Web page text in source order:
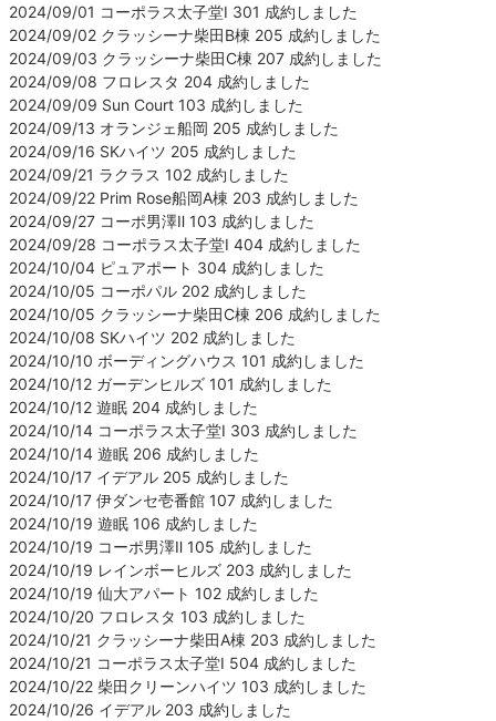
2024/09/01 コーポラス太子堂Ⅰ 301 成約しました
2024/09/02 クラッシーナ柴田B棟 205 成約しました
2024/09/03 クラッシーナ柴田C棟 207 成約しました
2024/09/08 フロレスタ 204 成約しました
2024/09/09 Sun Court 103 成約しました
2024/09/13 オランジェ船岡 205 成約しました
2024/09/16 SKハイツ 205 成約しました
2024/09/21 ラクラス 102 成約しました
2024/09/22 Prim Rose船岡A棟 203 成約しました
2024/09/27 コーポ男澤Ⅱ 103 成約しました
2024/09/28 コーポラス太子堂Ⅰ 404 成約しました
2024/10/04 ピュアポート 304 成約しました
2024/10/05 コーポパル 202 成約しました
2024/10/05 クラッシーナ柴田C棟 206 成約しました
2024/10/08 SKハイツ 202 成約しました
2024/10/10 ボーディングハウス 101 成約しました
2024/10/12 ガーデンヒルズ 101 成約しました
2024/10/12 遊眠 204 成約しました
2024/10/14 コーポラス太子堂Ⅰ 303 成約しました
2024/10/14 遊眠 206 成約しました
2024/10/17 イデアル 205 成約しました
2024/10/17 伊ダンセ壱番館 107 成約しました
2024/10/19 遊眠 106 成約しました
2024/10/19 コーポ男澤Ⅱ 105 成約しました
2024/10/19 レインボーヒルズ 203 成約しました
2024/10/19 仙大アパート 102 成約しました
2024/10/20 フロレスタ 103 成約しました
2024/10/21 クラッシーナ柴田A棟 203 成約しました
2024/10/21 コーポラス太子堂Ⅰ 504 成約しました
2024/10/22 柴田クリーンハイツ 103 成約しました
2024/10/26 イデアル 203 成約しました